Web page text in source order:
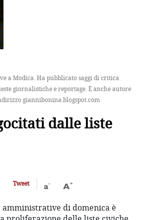
a Modica. Ha pubblicato saggi di critica
giornalistiche e reportage. È anche autore
giannibonina.blogspot.com
dalle liste
Tweet a- A+
di domenica è